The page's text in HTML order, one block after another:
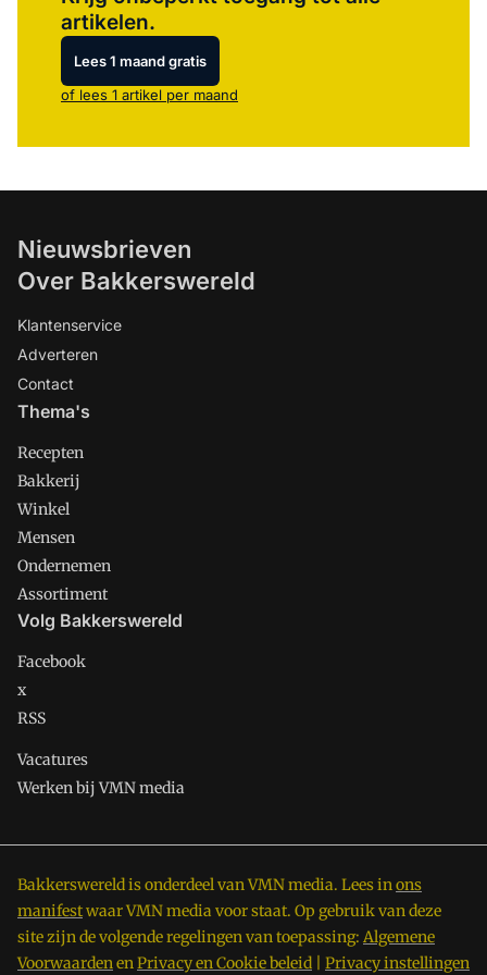
artikelen.
Lees 1 maand gratis
of lees 1 artikel per maand
Nieuwsbrieven
Over Bakkerswereld
Klantenservice
Adverteren
Contact
Thema's
Recepten
Bakkerij
Winkel
Mensen
Ondernemen
Assortiment
Volg Bakkerswereld
Facebook
x
RSS
Vacatures
Werken bij VMN media
Bakkerswereld is onderdeel van VMN media. Lees inons
manifestwaar VMN media voor staat. Op gebruik van deze
site zijn de volgende regelingen van toepassing: Algemene
VoorwaardenenPrivacy en Cookie beleid Privacy instellingen